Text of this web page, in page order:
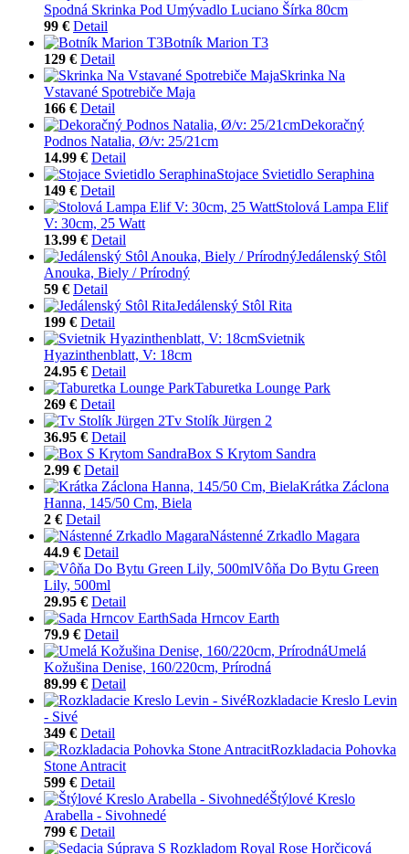
Spodná Skrinka Pod Umývadlo Luciano Šírka 80cm
99 € Detail
Botník Marion T3
129 € Detail
Skrinka Na
Vstavané Spotrebiče Maja
166 € Detail
Dekoračný
Podnos Natalia, Ø/v: 25/21cm
14.99 € Detail
Stojace Svietidlo Seraphina
149 € Detail
Stolová Lampa Elif
V: 30cm, 25 Watt
13.99 € Detail
Jedálenský Stôl
Anouka, Biely / Prírodný
59 € Detail
Jedálenský Stôl Rita
199 € Detail
Svietnik
Hyazinthenblatt, V: 18cm
24.95 € Detail
Taburetka Lounge Park
269 € Detail
Tv Stolík Jürgen 2
36.95 € Detail
Box S Krytom Sandra
2.99 € Detail
Krátka Záclona
Hanna, 145/50 Cm, Biela
2 € Detail
Nástenné Zrkadlo Magara
44.9 € Detail
Vôňa Do Bytu Green
Lily, 500ml
29.95 € Detail
Sada Hrncov Earth
79.9 € Detail
Umelá
Kožušina Denise, 160/220cm, Prírodná
89.99 € Detail
Rozkladacie Kreslo Levin
- Sivé
349 € Detail
Rozkladacia Pohovka
Stone Antracit
599 € Detail
Štýlové Kreslo
Arabella - Sivohnedé
799 € Detail